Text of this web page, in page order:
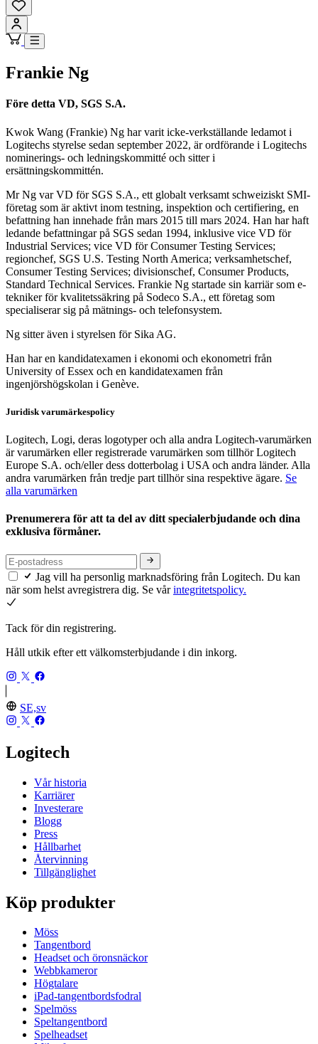
Frankie Ng
Före detta VD, SGS S.A.
Kwok Wang (Frankie) Ng har varit icke-verkställande ledamot i
Logitechs styrelse sedan september 2022, är ordförande i Logitechs
nominerings- och ledningskommitté och sitter i
ersättningskommittén.
Mr Ng var VD för SGS S.A., ett globalt verksamt schweiziskt SMI-
företag som är aktivt inom testning, inspektion och certifiering, en
befattning han innehade från mars 2015 till mars 2024. Han har haft
ledande befattningar på SGS sedan 1994, inklusive vice VD för
Industrial Services; vice VD för Consumer Testing Services;
regionchef, SGS U.S. Testing North America; verksamhetschef,
Consumer Testing Services; divisionschef, Consumer Products,
Standard Technical Services. Frankie Ng startade sin karriär som e-
tekniker för kvalitetssäkring på Sodeco S.A., ett företag som
specialiserar sig på mätnings- och telefonsystem.
Ng sitter även i styrelsen för Sika AG.
Han har en kandidatexamen i ekonomi och ekonometri från
University of Essex och en kandidatexamen från
ingenjörshögskolan i Genève.
Juridisk varumärkespolicy
Logitech, Logi, deras logotyper och alla andra Logitech-varumärken
är varumärken eller registrerade varumärken som tillhör Logitech
Europe S.A. och/eller dess dotterbolag i USA och andra länder. Alla
andra varumärken från tredje part tillhör sina respektive ägare. Se
alla varumärken
Prenumerera för att ta del av ditt specialerbjudande och dina
exklusiva förmåner.
Jag vill ha personlig marknadsföring från Logitech. Du kan
när som helst avregistrera dig. Se vårintegritetspolicy.
Tack för din registrering.
Håll utkik efter ett välkomsterbjudande i din inkorg.
SE,sv
Logitech
Vår historia
Karriärer
Investerare
Blogg
Press
Hållbarhet
Återvinning
Tillgänglighet
Köp produkter
Möss
Tangentbord
Headset och öronsnäckor
Webbkameror
Högtalare
iPad-tangentbordsfodral
Spelmöss
Speltangentbord
Spelheadset